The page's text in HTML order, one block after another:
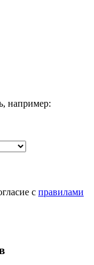
например:
с правилами